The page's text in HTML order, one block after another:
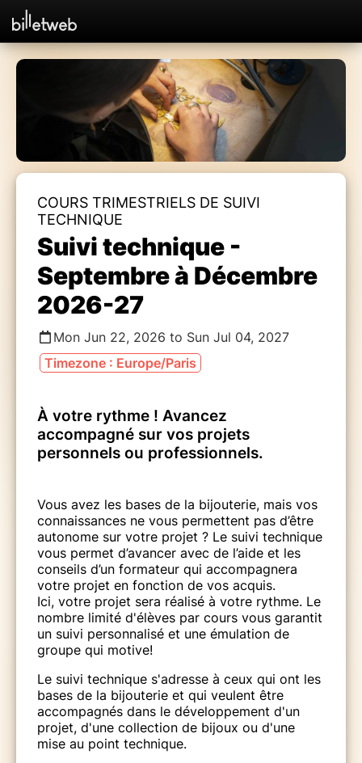
COURS TRIMESTRIELS DE SUIVI
TECHNIQUE
Suivi technique -
Septembre à Décembre
2026-27
Mon Jun 22, 2026 to Sun Jul 04, 2027
Timezone : Europe/Paris
À votre rythme ! Avancez
accompagné sur vos projets
personnels ou professionnels.
Vous avez les bases de la bijouterie, mais vos
connaissances ne vous permettent pas d’être
autonome sur votre projet ? Le suivi technique
vous permet d’avancer avec de l’aide et les
conseils d’un formateur qui accompagnera
votre projet en fonction de vos acquis.
Ici, votre projet sera réalisé à votre rythme. Le
nombre limité d'élèves par cours vous garantit
un suivi personnalisé et une émulation de
groupe qui motive!
Le suivi technique s'adresse à ceux qui ont les
bases de la bijouterie et qui veulent être
accompagnés dans le développement d'un
projet, d'une collection de bijoux ou d'une
mise au point technique.